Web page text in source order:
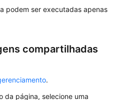
podem ser executadas apenas
compartilhadas
.
da página, selecione uma